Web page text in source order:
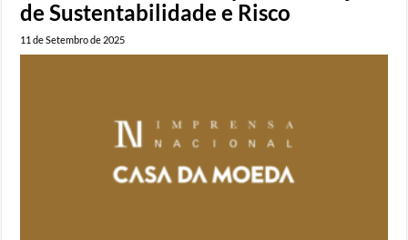
de Sustentabilidade e Risco
11 de Setembro de 2025